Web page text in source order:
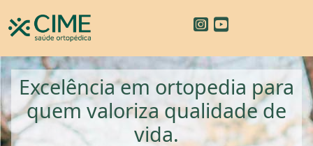
Excelência em ortopedia para
quem valoriza qualidade de
vida.